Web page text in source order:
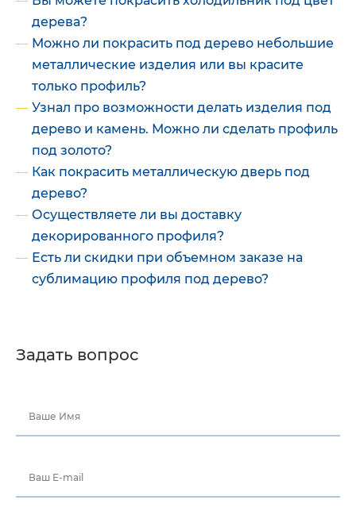
дерева?
Можно ли покрасить под дерево небольшие
металлические изделия или вы красите
только профиль?
Узнал про возможности делать изделия под
дерево и камень. Можно ли сделать профиль
под золото?
Как покрасить металлическую дверь под
дерево?
Осуществляете ли вы доставку
декорированного профиля?
Есть ли скидки при объемном заказе на
сублимацию профиля под дерево?
Задать вопрос
Ваше Имя
Ваш E-mail